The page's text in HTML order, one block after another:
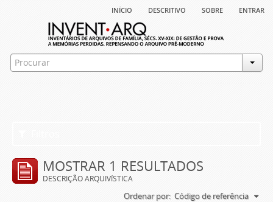
início descritivo sobre entrar
MOSTRAR 1 RESULTADOS
DESCRIÇÃO ARQUIVÍSTICA
Ordenar por: Código de referência